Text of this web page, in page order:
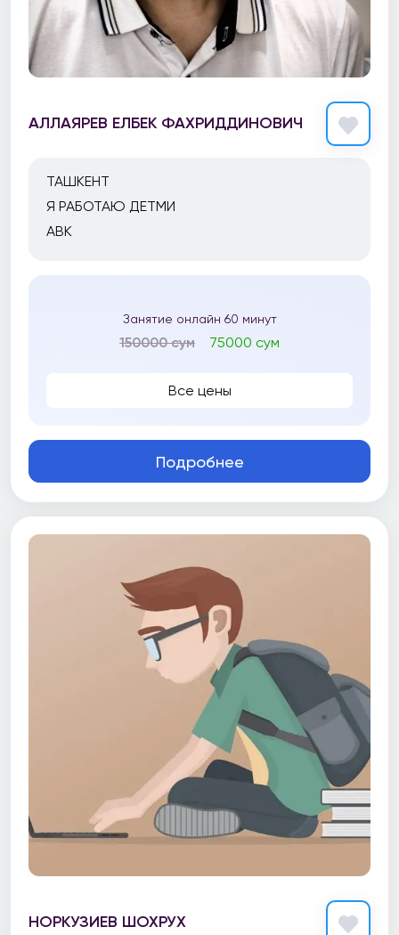
АЛЛАЯРЕВ ЕЛБЕК ФАХРИДДИНОВИЧ
ТАШКЕНТ
Я РАБОТАЮ ДЕТМИ
ABK
Занятие онлайн 60 минут
150000 сум 75000 сум
Все цены
Подробнее
НОРКУЗИЕВ ШОХРУХ